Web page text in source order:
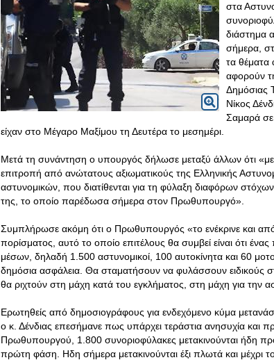
στα
διάστημα
σήμερα,
τα θέματα
αφορούν
Δημόσιας
Νίκος
Σαμαρά
είχαν στο Μέγαρο Μαξίμου τη Δευτέρα το μεσημέρι.
Μετά τη συνάντηση ο υπουργός δήλωσε μεταξύ άλλων ότι «μετά
επιτροπή από ανώτατους αξιωματικούς της Ελληνικής
αστυνομικών, που διατίθενται για τη φύλαξη διαφόρων
της, το οποίο παρέδωσα σήμερα στον Πρωθυπουργό».
Συμπλήρωσε ακόμη ότι ο Πρωθυπουργός «το ενέκρινε και
πορίσματος, αυτό το οποίο επιτέλους θα συμβεί είναι ότι
μέσων, δηλαδή 1.500 αστυνομικοί, 100 αυτοκίνητα και 60
δημόσια ασφάλεια. Θα σταματήσουν να φυλάσσουν
θα ριχτούν στη μάχη κατά του εγκλήματος, στη μάχη για την
Ερωτηθείς από δημοσιογράφους για ενδεχόμενο κύμα
ο κ. Δένδιας επεσήμανε πως υπάρχει τεράστια ανησυχία και
Πρωθυπουργού, 1.800 συνοριοφύλακες μετακινούνται ήδη
πρώτη φάση. Ηδη σήμερα μετακινούνται έξι πλωτά και μέχρι